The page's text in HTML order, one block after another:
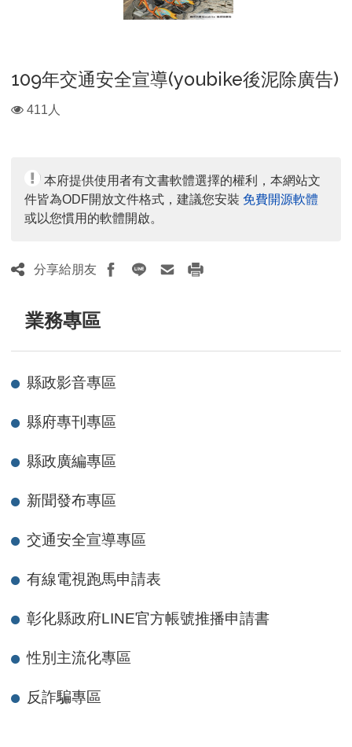
業務專區
縣政影音專區
縣府專刊專區
縣政廣編專區
新聞發布專區
交通安全宣導專區
有線電視跑馬申請表
彰化縣政府LINE官方帳號推播申請書
性別主流化專區
反詐騙專區
109年交通安全宣導(youbike後泥除廣告)
瀏
411人
本府提供使用者有文書軟體選擇的權利，本網站文
件皆為ODF開放文件格式，建議您安裝 免費開源軟體
或以您慣用的軟體開啟。
分享給朋友